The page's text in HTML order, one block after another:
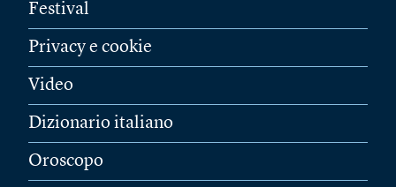
Festival
Privacy e cookie
Video
Dizionario italiano
Oroscopo